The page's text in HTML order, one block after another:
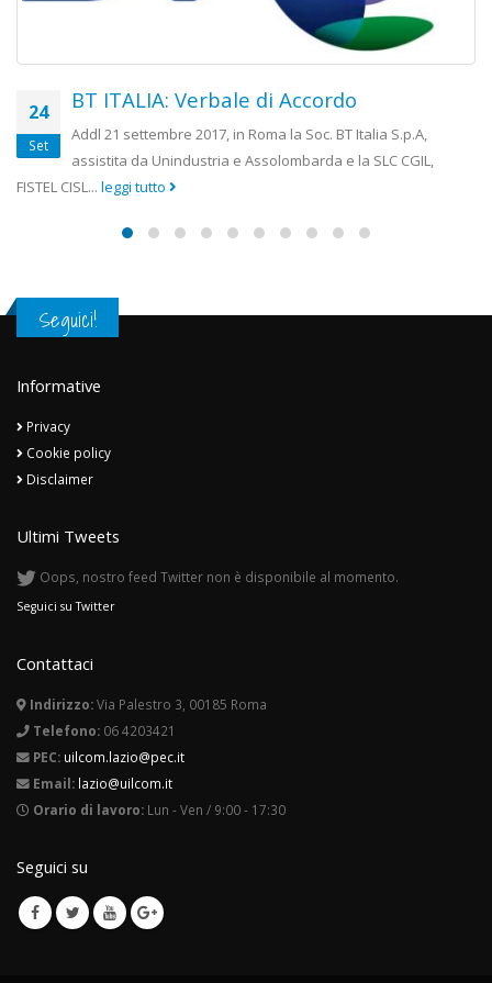
ITALIA: Verbale di Accordo
21 settembre 2017, in Roma la Soc. BT Italia S.p.A,
da Unindustria e Assolombarda e la SLC CGIL,
leggi tutto
Seguici!
Informative
Privacy
Cookie policy
Disclaimer
Ultimi Tweets
Oops, nostro feed Twitter non è disponibile al momento.
Seguici su Twitter
Contattaci
Indirizzo:Via Palestro 3, 00185 Roma
Telefono: 06 4203421
PEC: uilcom.lazio@pec.it
Email: lazio@uilcom.it
Orario di lavoro: Lun - Ven / 9:00 - 17:30
Seguici su